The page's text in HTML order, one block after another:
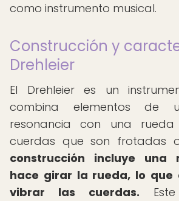
como instrumento musical.
Construcción y
Drehleier
El Drehleier es un
combina elementos de
resonancia con una
cuerdas que son frotadas
construcción incluye una
hace girar la rueda, lo que
vibrar las cuerdas.